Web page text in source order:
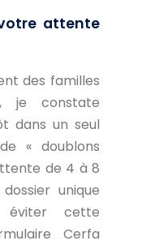
attente
des familles
je constate
dans un seul
« doublons
de 4 à 8
unique
éviter cette
Cerfa